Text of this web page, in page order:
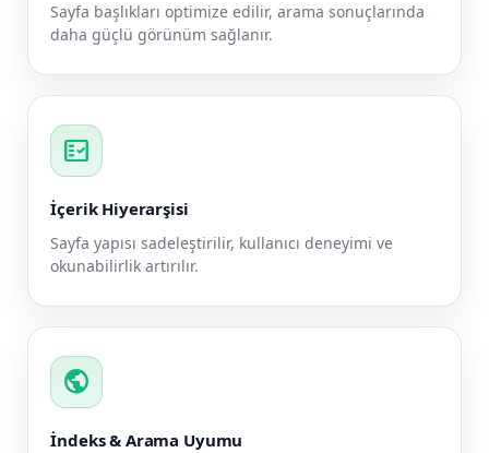
Sayfa başlıkları optimize edilir, arama sonuçlarında
daha güçlü görünüm sağlanır.
fact_check
İçerik Hiyerarşisi
Sayfa yapısı sadeleştirilir, kullanıcı deneyimi ve
okunabilirlik artırılır.
public
İndeks & Arama Uyumu